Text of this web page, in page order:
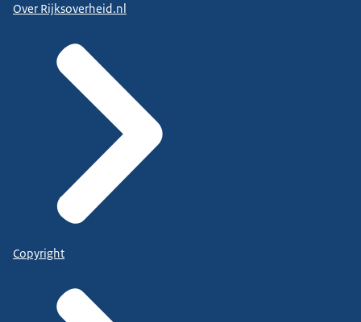
Over Rijksoverheid.nl
Copyright